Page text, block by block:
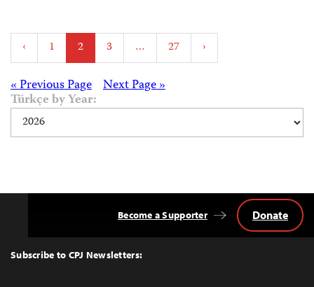
Posts
pagination
‹ 1 2 3 … 27 ›
Posts
navigation
Next Page »
« Previous Page
Türkçe by Year:
Top
Subscribe to CPJ Newsletters:
Become a Supporter Donate